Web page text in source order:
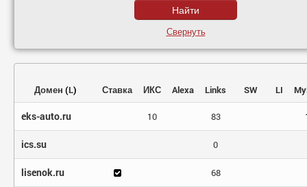
Свернуть
Домен (L) Ставка ИКС Alexa Links SW LI
eks-auto.ru 10 83
ics.su 0
lisenok.ru 68